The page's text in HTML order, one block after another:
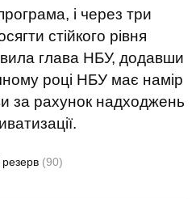
і через три
стійкого рівня
глава НБУ, додавши
році НБУ має намір
за рахунок надходжень
(90)